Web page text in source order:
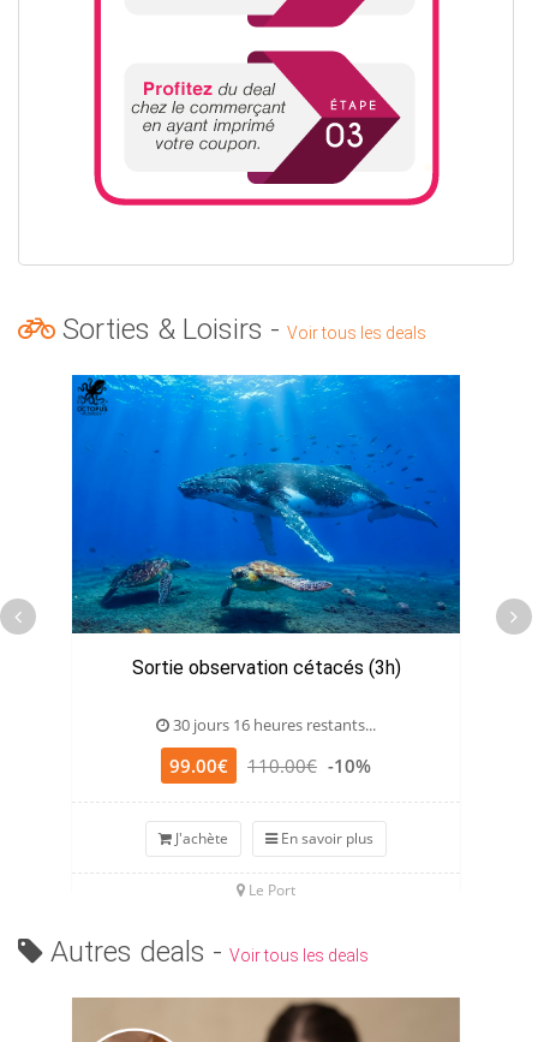
Sorties & Loisirs - Voir tous les deals
Sortie observation cétacés (3h)
30 jours 16 heures restants...
99.00€ 110.00€ -10%
J'achète En savoir plus
Le Port
Autres deals - Voir tous les deals